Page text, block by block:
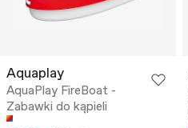
Aquaplay
AquaPlay FireBoat -
Zabawki do kąpieli